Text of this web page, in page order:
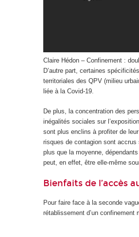
Claire Hédon – Confinement :
D’autre part, certaines
territoriales des QPV (milieu
liée à la Covid-19.
De plus, la concentration des
inégalités sociales sur
sont plus enclins à profiter de
risques de contagion sont
plus que la moyenne,
peut, en effet, être elle-même
Bienfaits de l’accès
Pour faire face à la seconde
rétablissement d’un